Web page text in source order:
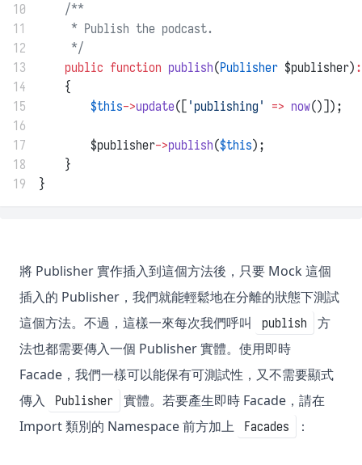
10
/**
11
     * Publish the podcast.
12
     */
13
public function publish(Publisher $publisher) :
14
    {
15
$this->update([ 'publishing' => now()]);
16
17
        $publisher
->publish($this);
18
    }
19
}
將 Publisher 實作插入到這個方法後，只要 Mock 這個
插入的 Publisher，我們就能輕鬆地在分離的狀態下測試
這個方法。不過，這樣一來每次我們呼叫
publish
方
法也都需要傳入一個 Publisher 實體。使用即時
Facade，我們一樣可以能保有可測試性，又不需要顯式
傳入
Publisher
實體。若要產生即時 Facade，請在
Import 類別的 Namespace 前方加上
Facades ：